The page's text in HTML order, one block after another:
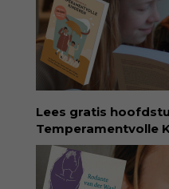
Lees gratis
Temperamentvolle
van pedagoog Eva
Temperamentvolle
aan kennis en